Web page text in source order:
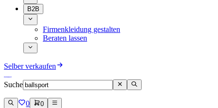
B2B
Firmenkleidung gestalten
Beraten lassen
Selber verkaufen
Suche
0 0